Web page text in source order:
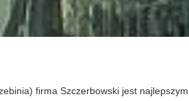
firma Szczerbowski jest najlepszym